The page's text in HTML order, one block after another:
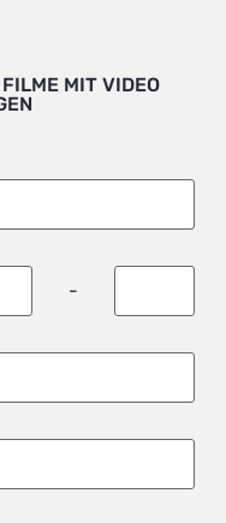
FILME MIT VIDEO
-